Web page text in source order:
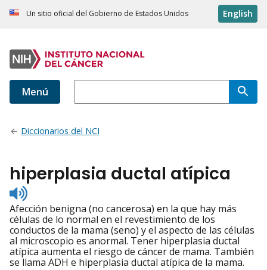
Un sitio oficial del Gobierno de Estados Unidos English
Menú
Diccionarios del NCI
hiperplasia ductal atípica
Listen
to
pronunciation
Afección benigna (no cancerosa) en la que hay más
células de lo normal en el revestimiento de los
conductos de la mama (seno) y el aspecto de las células
al microscopio es anormal. Tener hiperplasia ductal
atípica aumenta el riesgo de cáncer de mama. También
se llama ADH e hiperplasia ductal atípica de la mama.